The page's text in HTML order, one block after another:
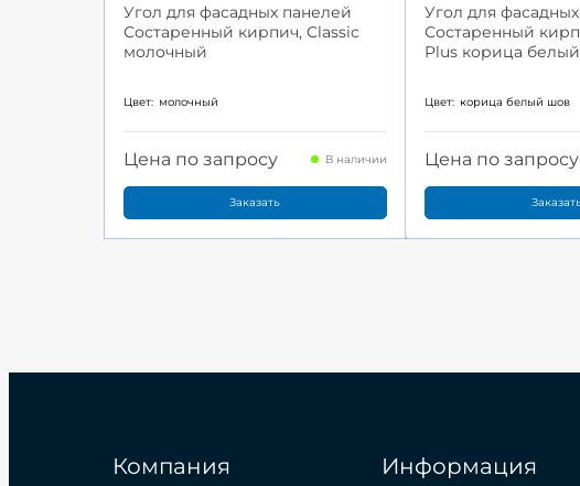
Угол для фасадных панелей
Состаренный кирпич, Classic
молочный
Цвет: молочный
Цена по запросу В наличии
Заказать
Угол для
Состаренный
Plus корица
Цвет: корица белый шов
Цена по запросу
Компания Информация